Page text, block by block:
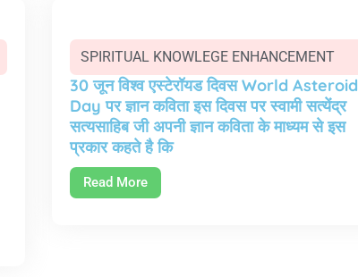
SPIRITUAL KNOWLEGE ENHANCEMENT
30 जून विश्व एस्टेरॉयड दिवस World Asteroid
Day पर ज्ञान कविता इस दिवस पर स्वामी सत्येंद्र
सत्यसाहिब जी अपनी ज्ञान कविता के माध्यम से इस
प्रकार कहते है कि
Read More